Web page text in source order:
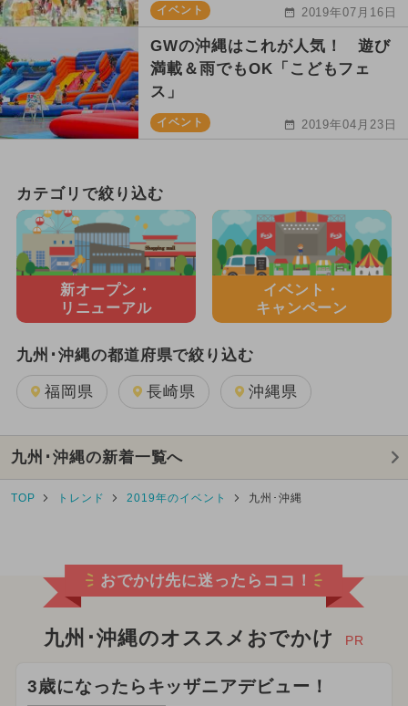
イベント 2019年07月16日
GWの沖縄はこれが人気！ 遊び
満載＆雨でもOK「こどもフェ
ス」
イベント 2019年04月23日
カテゴリで絞り込む
新オープン・
リニューアル
イベント・
キャンペーン
九州･沖縄の都道府県で絞り込む
福岡県 長崎県 沖縄県
九州･沖縄の新着一覧へ
TOP トレンド 2019年のイベント 九州･沖縄
おでかけ先に迷ったらココ！
九州･沖縄のオススメおでかけ PR
3歳になったらキッザニアデビュー！